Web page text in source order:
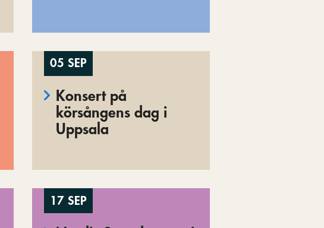
05 SEP
Konsert på
körsångens dag i
Uppsala
17 SEP